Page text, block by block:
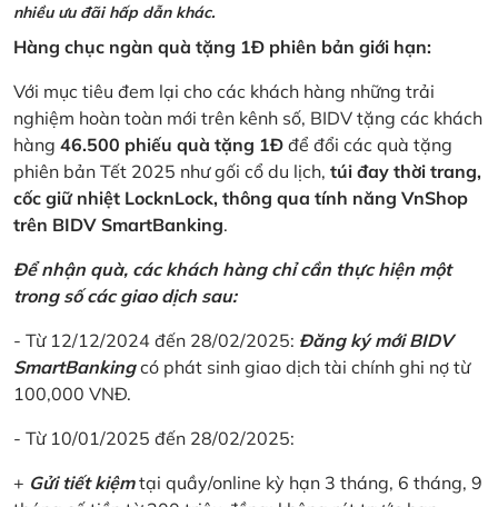
nhiều ưu đãi hấp dẫn khác.
Hàng chục ngàn quà tặng 1Đ phiên bản giới hạn:
Với mục tiêu đem lại cho các khách hàng những trải
nghiệm hoàn toàn mới trên kênh số, BIDV tặng các khách
hàng 46.500 phiếu quà tặng 1Đ để đổi các quà tặng
phiên bản Tết 2025 như gối cổ du lịch, túi đay thời trang,
cốc giữ nhiệt LocknLock, thông qua tính năng VnShop
trên BIDV SmartBanking.
Để nhận quà, các khách hàng chỉ cần thực hiện một
trong số các giao dịch sau:
- Từ 12/12/2024 đến 28/02/2025: Đăng ký mới BIDV
SmartBankingcó phát sinh giao dịch tài chính ghi nợ từ
100,000 VNĐ.
- Từ 10/01/2025 đến 28/02/2025:
+ Gửi tiết kiệmtại quầy/online kỳ hạn 3 tháng, 6 tháng, 9